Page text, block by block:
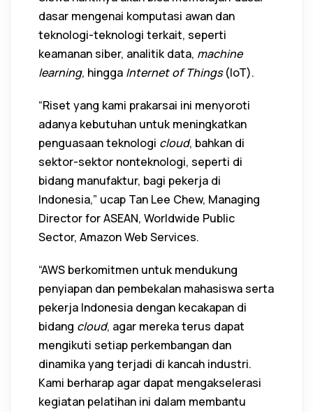
dasar mengenai komputasi awan dan
teknologi-teknologi terkait, seperti
keamanan siber, analitik data, machine
learning, hingga Internet of Things(IoT).
“Riset yang kami prakarsai ini menyoroti
adanya kebutuhan untuk meningkatkan
penguasaan teknologi cloud, bahkan di
sektor-sektor nonteknologi, seperti di
bidang manufaktur, bagi pekerja di
Indonesia,” ucap Tan Lee Chew, Managing
Director for ASEAN, Worldwide Public
Sector, Amazon Web Services.
“AWS berkomitmen untuk mendukung
penyiapan dan pembekalan mahasiswa serta
pekerja Indonesia dengan kecakapan di
bidang cloud, agar mereka terus dapat
mengikuti setiap perkembangan dan
dinamika yang terjadi di kancah industri.
Kami berharap agar dapat mengakselerasi
kegiatan pelatihan ini dalam membantu